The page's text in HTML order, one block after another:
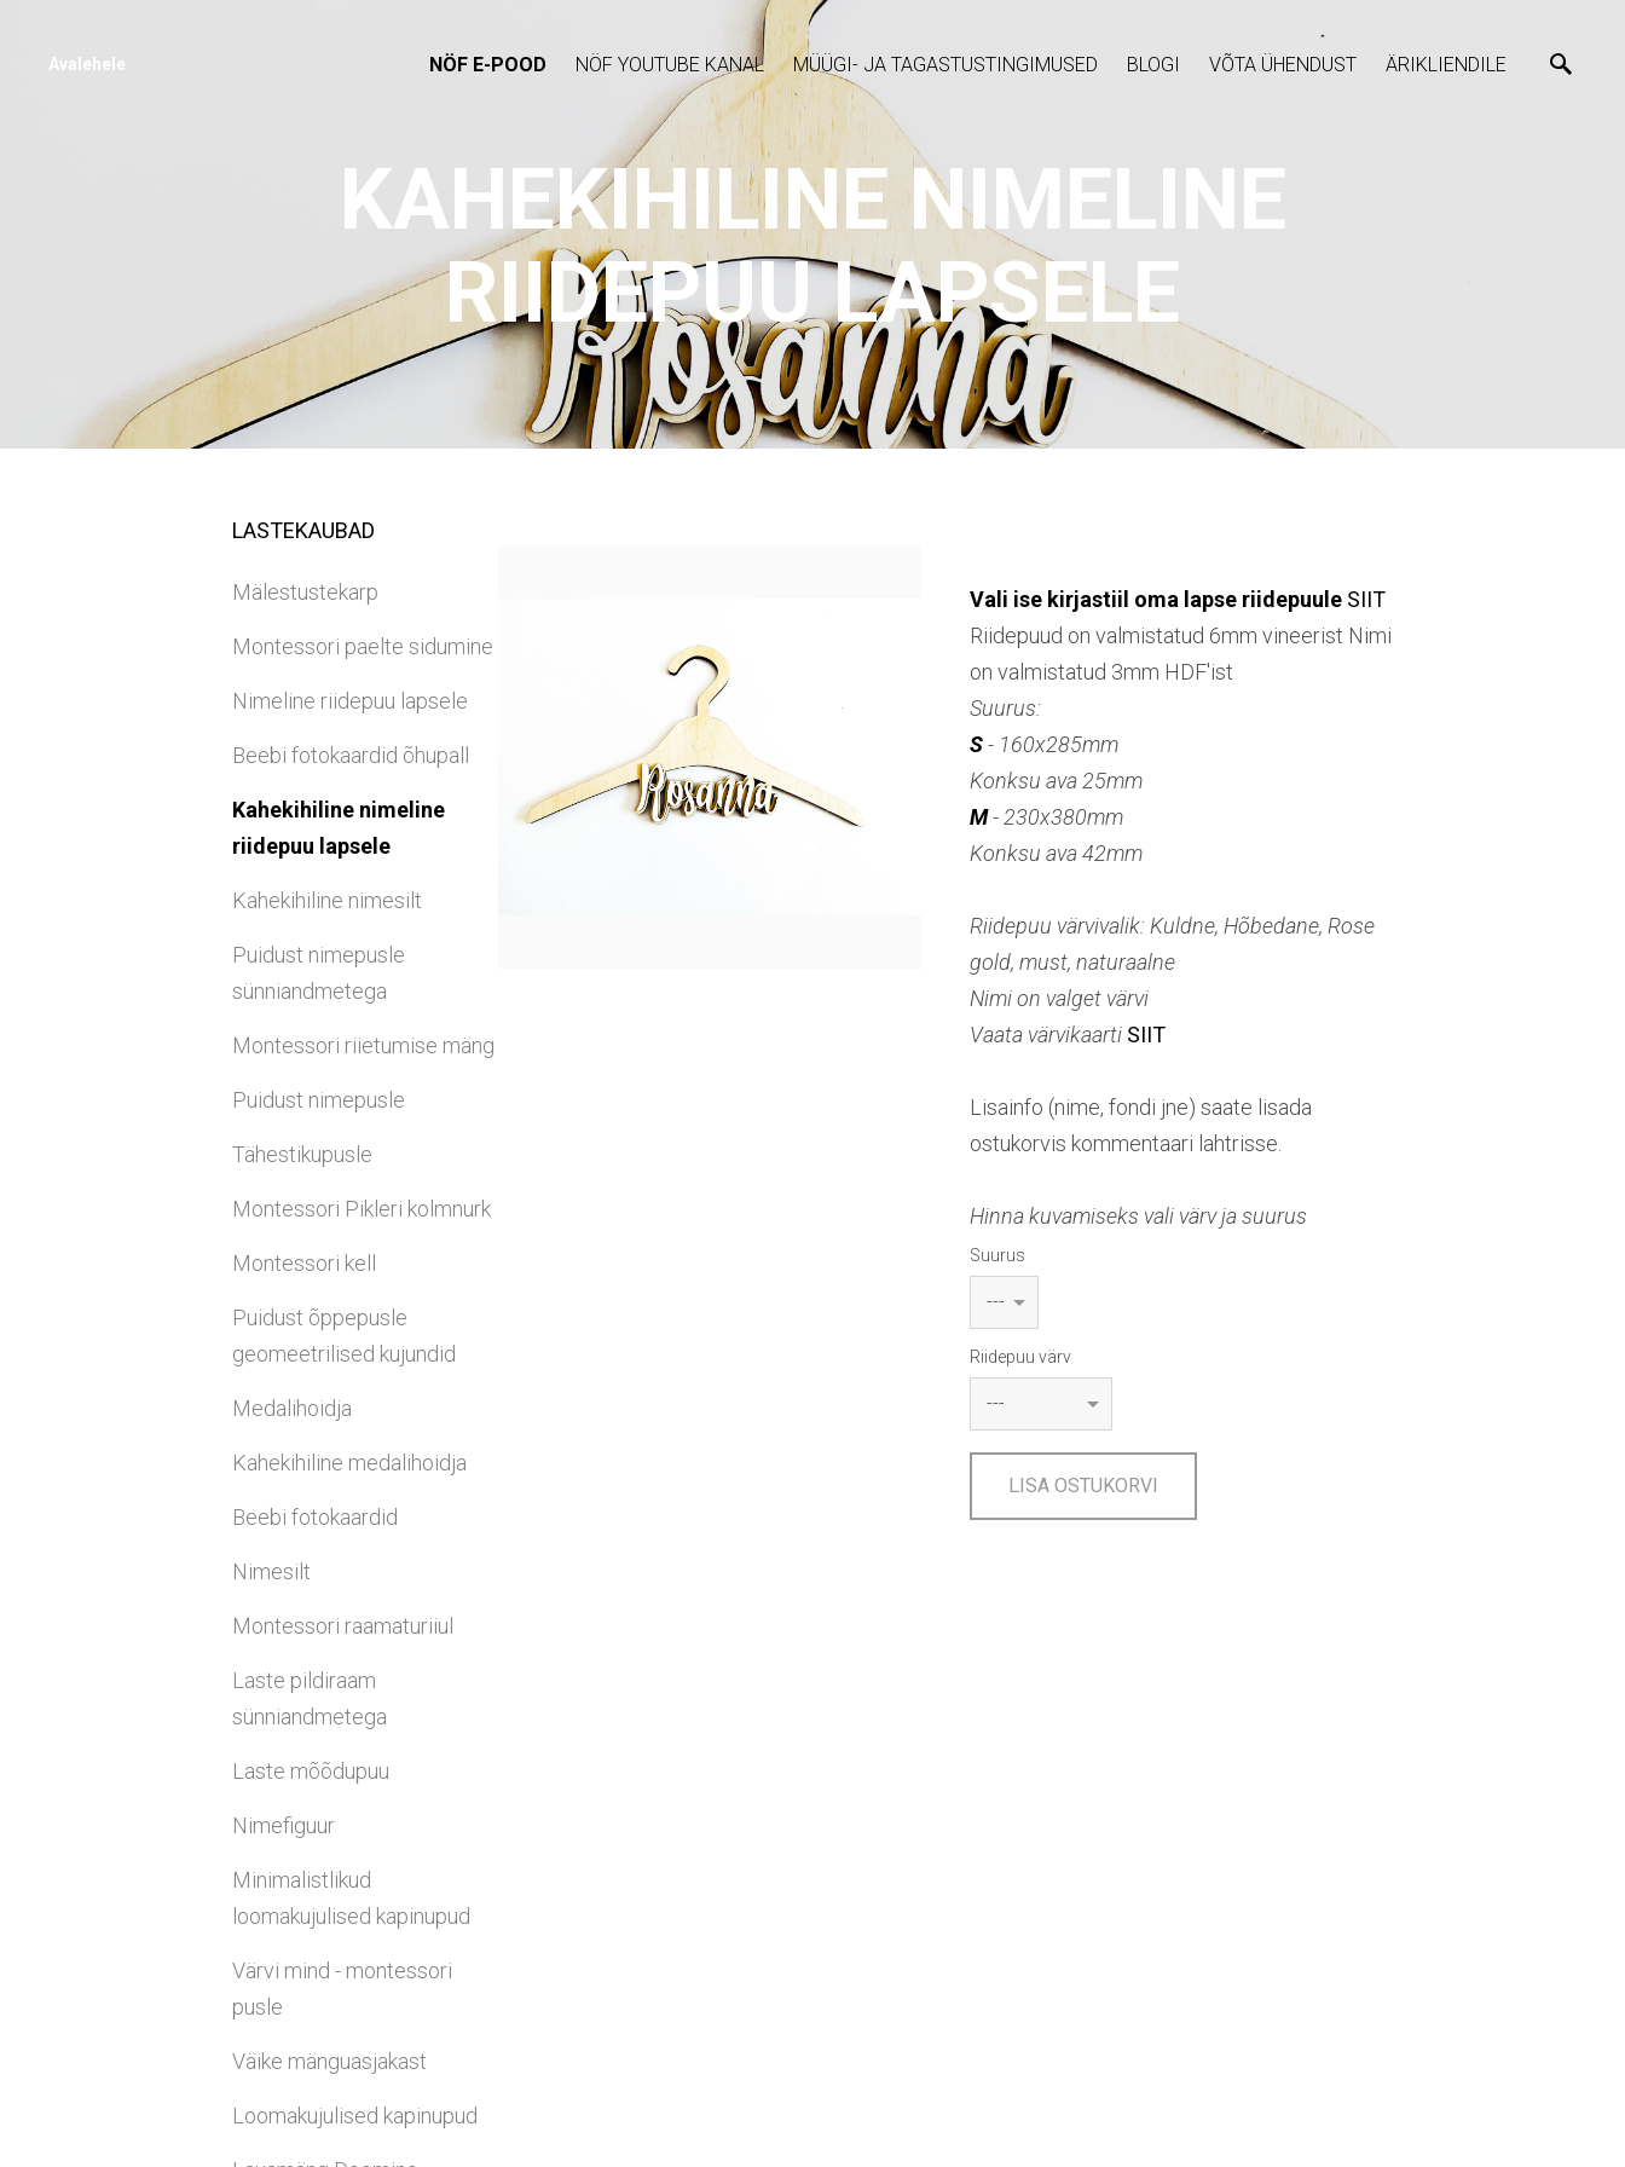
Avalehele NÖF E-POOD NÖF YOUTUBE KANAL MÜÜGI- JA TAGASTUSTINGIMUSED BLOGI VÕTA ÜHENDUST ÄRIKLIENDILE
KAHEKIHILINE NIMELINE
RIIDEPUU LAPSELE
LASTEKAUBAD
Mälestustekarp
Montessori paelte sidumine
Nimeline riidepuu lapsele
Beebi fotokaardid õhupall
Kahekihiline nimeline
riidepuu lapsele
Kahekihiline nimesilt
Puidust nimepusle
sünniandmetega
Montessori riietumise mäng
Puidust nimepusle
Tähestikupusle
Montessori Pikleri kolmnurk
Montessori kell
Puidust õppepusle
geomeetrilised kujundid
Medalihoidja
Kahekihiline medalihoidja
Beebi fotokaardid
Nimesilt
Montessori raamaturiiul
Laste pildiraam
sünniandmetega
Laste mõõdupuu
Nimefiguur
Minimalistlikud
loomakujulised kapinupud
Värvi mind - montessori
pusle
Väike mänguasjakast
Loomakujulised kapinupud
Vali ise kirjastiil oma lapse riidepuule SIIT
Riidepuud on valmistatud 6mm vineerist Nimi
on valmistatud 3mm HDF'ist
Suurus:
S- 160x285mm
Konksu ava 25mm
M- 230x380mm
Konksu ava 42mm
Riidepuu värvivalik: Kuldne, Hõbedane, Rose
gold, must, naturaalne
Nimi on valget värvi
Vaata värvikaarti SIIT
Lisainfo (nime, fondi jne) saate lisada
ostukorvis kommentaari lahtrisse.
Hinna kuvamiseks vali värv ja suurus
Suurus
Riidepuu värv
LISA OSTUKORVI